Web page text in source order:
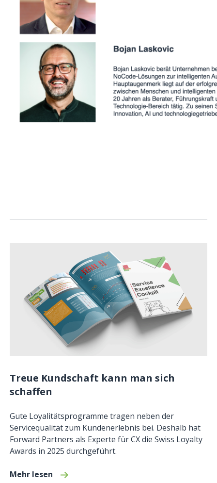
Treue Kundschaft kann man sich
schaffen
Gute Loyalitätsprogramme tragen neben der
Servicequalität zum Kundenerlebnis bei. Deshalb hat
Forward Partners als Experte für CX die Swiss Loyalty
Awards in 2025 durchgeführt.
Mehr lesen